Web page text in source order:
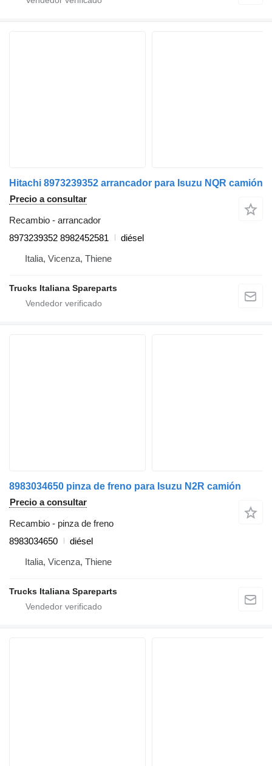
Hitachi 8973239352 arrancador para Isuzu NQR camión
Precio a consultar
Recambio - arrancador
8973239352 8982452581
diésel
Italia, Vicenza, Thiene
Trucks Italiana Spareparts
8983034650 pinza de freno para Isuzu N2R camión
Precio a consultar
Recambio - pinza de freno
8983034650
diésel
Italia, Vicenza, Thiene
Trucks Italiana Spareparts